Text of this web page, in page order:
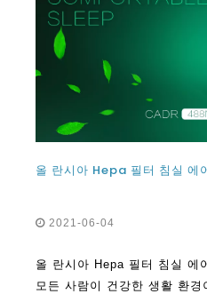
2021-06-04
올 란시아 Hepa 필터 침실 에
모든 사람이 건강한 생활 환